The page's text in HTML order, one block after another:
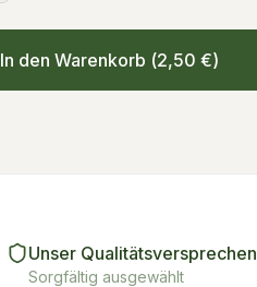
In den Warenkorb (2,50 €)
Unser Qualitätsversprechen
Sorgfältig ausgewählt